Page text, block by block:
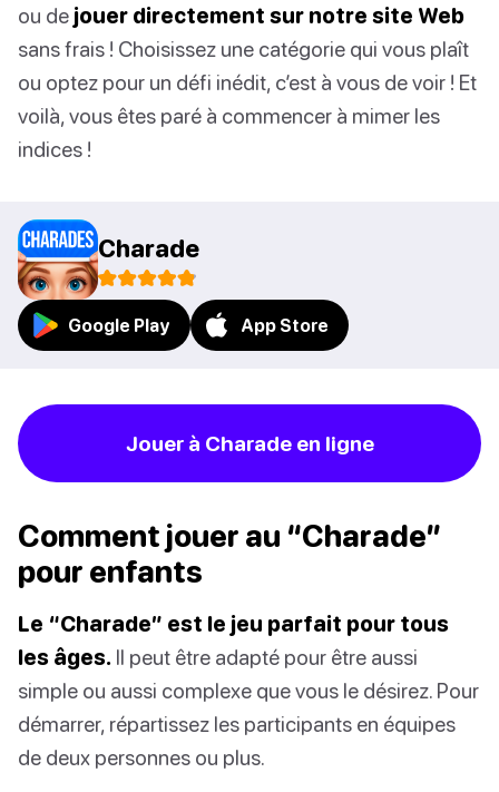
ou de jouer directement sur notre site Web
sans frais ! Choisissez une catégorie qui vous plaît
ou optez pour un défi inédit, c’est à vous de voir ! Et
voilà, vous êtes paré à commencer à mimer les
indices !
Charade
Google Play App Store
Jouer à Charade en ligne
Comment jouer au “Charade”
pour enfants
Le “Charade” est le jeu parfait pour tous
les âges. Il peut être adapté pour être aussi
simple ou aussi complexe que vous le désirez. Pour
démarrer, répartissez les participants en équipes
de deux personnes ou plus.